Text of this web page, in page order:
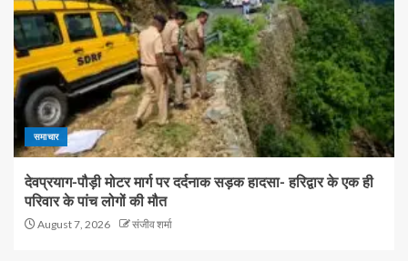
समाचार
देवप्रयाग-पौड़ी मोटर मार्ग पर दर्दनाक सड़क हादसा- हरिद्वार के एक ही
परिवार के पांच लोगों की मौत
August 7, 2026 संजीव शर्मा